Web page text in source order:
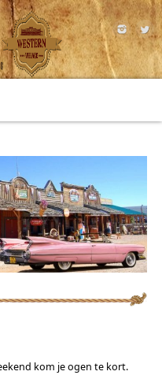
kom je ogen te kort.